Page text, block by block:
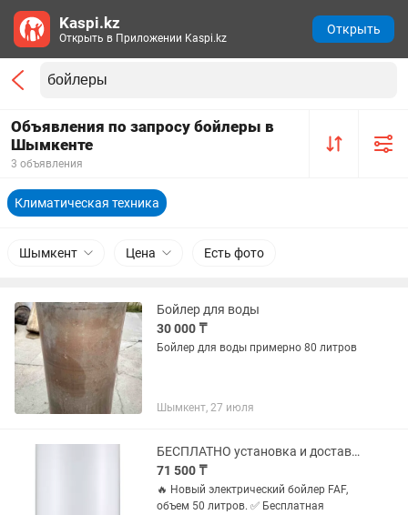
Объявления по запросу бойлеры в
Шымкенте
3 объявления
Климатическая техника
Шымкент Цена Есть фото
Бойлер для воды
30 000 ₸
Бойлер для воды примерно 80 литров
Шымкент, 27 июля
БЕСПЛАТНО установка и доставка. Водонагреватель Ariston, FAF ЭЛЕКТРО БОЙЛЕР
71 500 ₸
🔥 Новый электрический бойлер FAF,
объем 50 литров. ✅ Бесплатная
Kaspi.kz
Открыть в Приложении Kaspi.kz
Открыть